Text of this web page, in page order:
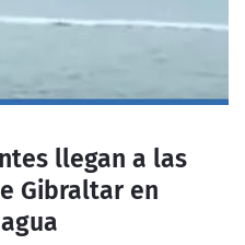
llegan a las
Gibraltar en